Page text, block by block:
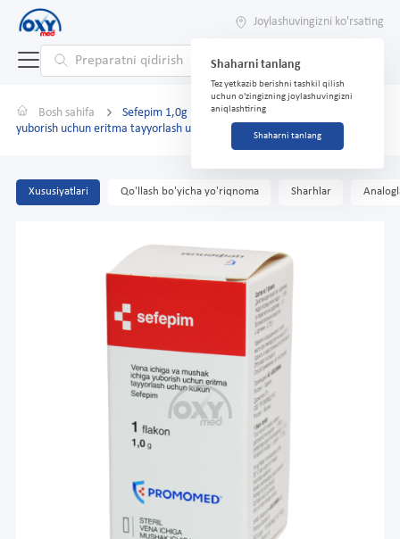
Joylashuvingizni ko'rsating
Shaharni tanlang
Tez yetkazib berishni tashkil qilish
uchun o'zingizning joylashuvingizni
aniqlashtiring
Shaharni tanlang
Bosh sahifa
Sefepim 1,0g №1 vena ichiga va mushak ichiga
yuborish uchun eritma tayyorlash uchun kukun.
Xususiyatlari Qo'llash bo'yicha yo'riqnoma Sharhlar